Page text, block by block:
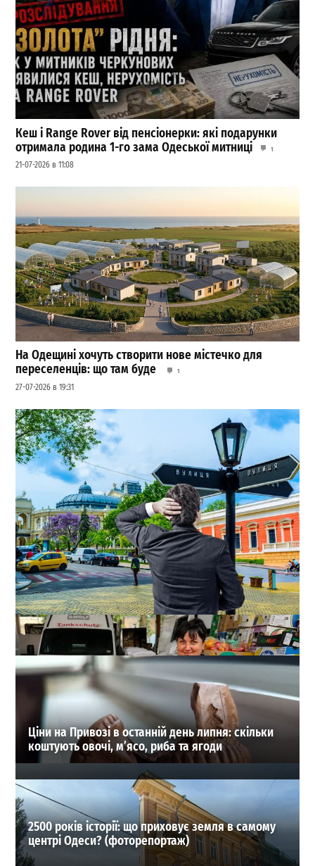
Кеш і Range Rover від пенсіонерки: які подарунки
отримала родина 1-го зама Одеської митниці
1
21-07-2026 в 11:08
На Одещині хочуть створити нове містечко для
переселенців: що там буде
1
27-07-2026 в 19:31
В Одесі оновили список перейменованих вулиць:
повний довідник старих і нових назв
1
18-07-2026 в 15:37
ВИБІР РЕДАКЦІЇ
Ціни на Привозі в останній день липня: скільки
коштують овочі, м’ясо, риба та ягоди
2500 років історії: що приховує земля в самому
центрі Одеси? (фоторепортаж)